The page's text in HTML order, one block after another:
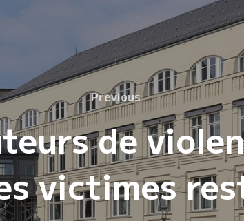
Previous
Previous
de
victimes